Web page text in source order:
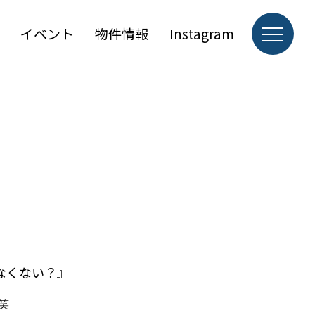
イベント 物件情報 Instagram
ない？』